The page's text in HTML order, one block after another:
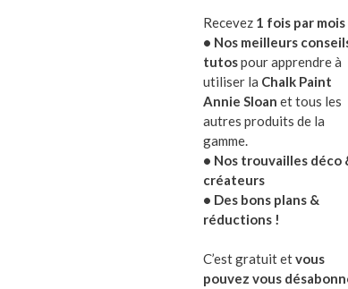
Recevez 1 fois par mois
• Nos meilleurs
tutospour apprendre à
utiliser la Chalk Paint
Annie Sloan et tous les
autres produits de la
gamme.
• Nos trouvailles déco
créateurs
• Des bons plans &
réductions !
C’est gratuit etvous
pouvez vous